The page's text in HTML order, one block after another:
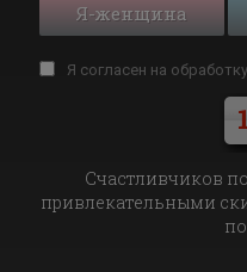
Я-женщина
Я согласен на
1
Cчастливчиков
привлекательными